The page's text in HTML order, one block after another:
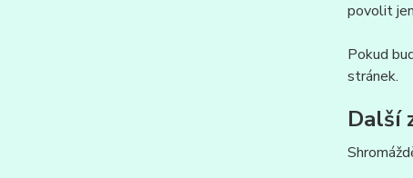
povolit
Pokud
stránek.
Další